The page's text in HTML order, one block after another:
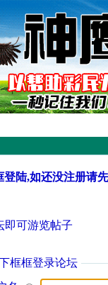
陆,如还没注册请
即可游览帖子
框框登录论坛